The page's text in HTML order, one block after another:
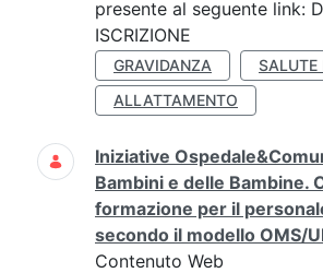
presente al seguente link:
ISCRIZIONE
GRAVIDANZA
SALUTE
ALLATTAMENTO
Iniziative
Bambini e delle Bambine.
formazione per il
secondo il modello OMS/
Contenuto Web